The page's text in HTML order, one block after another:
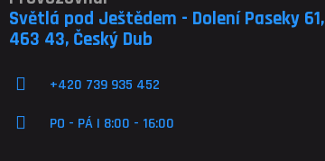
Světlá pod Ještědem - Dolení Paseky 61,
463 43, Český Dub
+420 739 935 452
PO - PÁ | 8:00 - 16:00